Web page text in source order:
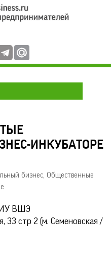
ИНКУБАТОРЕ
бизнес Общественные
ВШЭ
33 стр 2 (м. Семеновская /